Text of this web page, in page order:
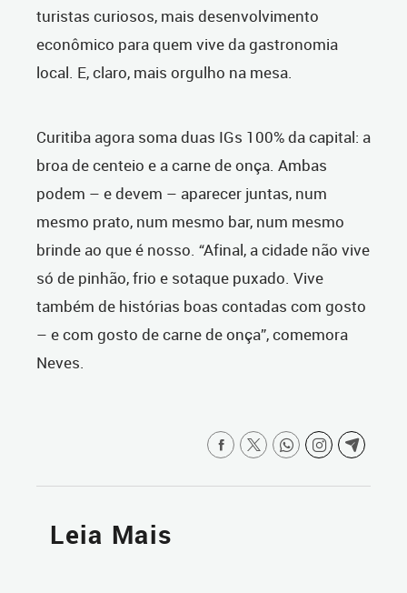
turistas curiosos, mais desenvolvimento
econômico para quem vive da gastronomia
local. E, claro, mais orgulho na mesa.
Curitiba agora soma duas IGs 100% da capital: a
broa de centeio e a carne de onça. Ambas
podem – e devem – aparecer juntas, num
mesmo prato, num mesmo bar, num mesmo
brinde ao que é nosso. “Afinal, a cidade não vive
só de pinhão, frio e sotaque puxado. Vive
também de histórias boas contadas com gosto
– e com gosto de carne de onça”, comemora
Neves.
Leia Mais